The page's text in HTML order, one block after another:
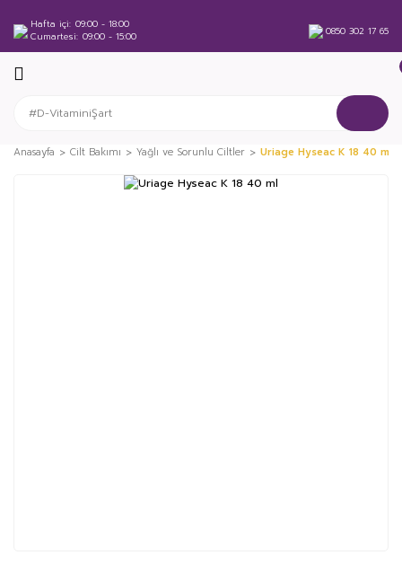
Hafta içi 09:00 - 18:00
Cumartesi 09:00 - 15:00 0850 302 17 65
Anasayfa Cilt Bakımı Yağlı ve Sorunlu Ciltler Uriage Hyseac K 18 40 ml